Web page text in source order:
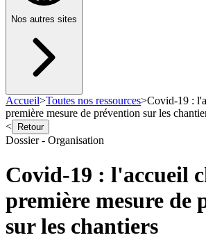
Nos autres sites
Accueil>Toutes nos ressources>Covid-19 :
première mesure de prévention sur les
<
Retour
Dossier - Organisation
Covid-19 : l'accueil
première mesure de
sur les chantiers